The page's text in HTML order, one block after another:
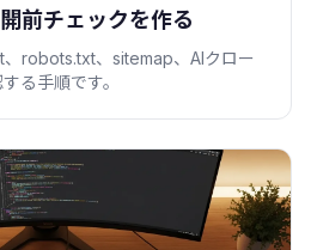
前チェックを作る
robots.txt、sitemap、AIクロー
る手順です。